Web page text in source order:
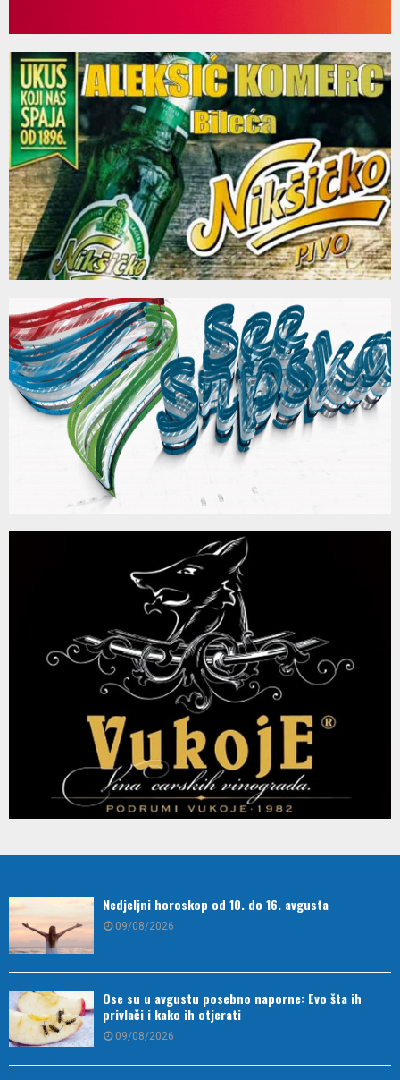
Nedjeljni horoskop od 10. do 16. avgusta
09/08/2026
Ose su u avgustu posebno naporne: Evo šta ih
privlači i kako ih otjerati
09/08/2026